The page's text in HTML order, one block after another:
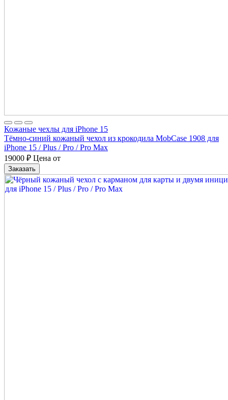
Кожаные чехлы для iPhone 15
Тёмно-синий кожаный чехол из крокодила MobCase 1908 для
iPhone 15 / Plus / Pro / Pro Max
19000 ₽ Цена от
Заказать